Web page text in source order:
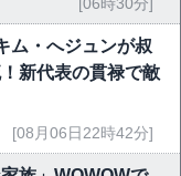
ム・へジュンが叔
新代表の貫禄で敵
[08月06日22時42分]